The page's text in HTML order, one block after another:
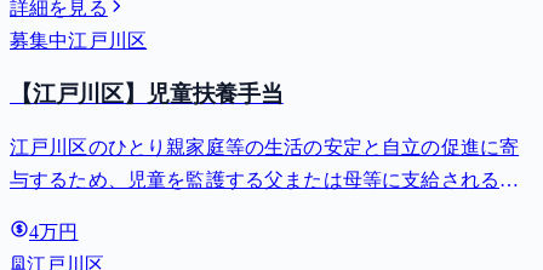
詳細を見る
募集中江戸川区
【江戸川区】児童扶養手当
江戸川区のひとり親家庭等の生活の安定と自立の促進に寄
与するため、児童を監護する父または母等に支給される手
4万円
江戸川区